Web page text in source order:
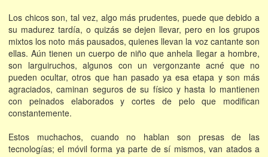
Los chicos son, tal vez, algo más prudentes, puede que debido a
su madurez tardía, o quizás se dejen llevar, pero en los grupos
mixtos los noto más pausados, quienes llevan la voz cantante son
ellas. Aún tienen un cuerpo de niño que anhela llegar a hombre,
son larguiruchos, algunos con un vergonzante acné que no
pueden ocultar, otros que han pasado ya esa etapa y son más
agraciados, caminan seguros de su físico y hasta lo mantienen
con peinados elaborados y cortes de pelo que modifican
constantemente.
Estos muchachos, cuando no hablan son presas de las
tecnologías; el móvil forma ya parte de sí mismos, van atados a